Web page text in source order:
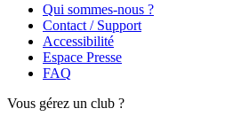
Qui sommes-nous ?
Contact / Support
Accessibilité
Espace Presse
FAQ
Vous gérez un club ?